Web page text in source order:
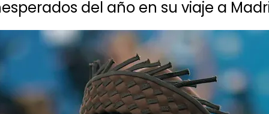
del año en su viaje a